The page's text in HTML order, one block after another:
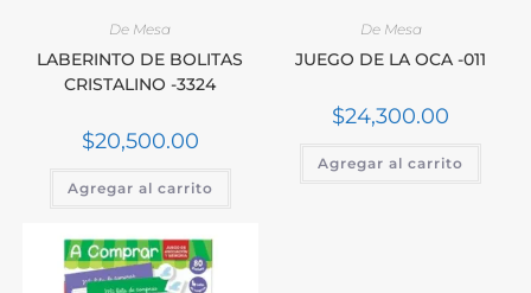
De Mesa
LABERINTO DE BOLITAS
CRISTALINO -3324
$20,500.00
Agregar al carrito
De Mesa
JUEGO DE LA OCA -011
$24,300.00
Agregar al carrito